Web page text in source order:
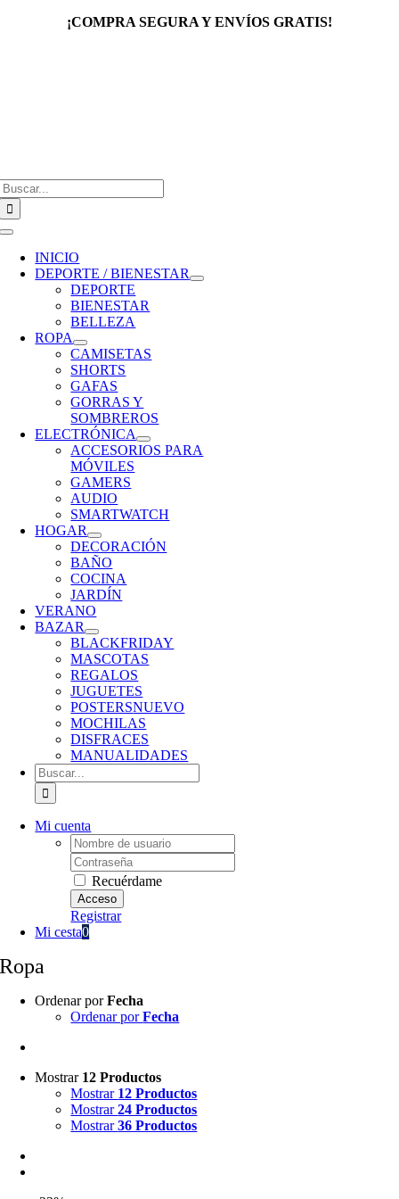
¡COMPRA SEGURA Y ENVÍOS GRATIS!
Toggle
Navigation
INICIO
DEPORTE / BIENESTAR
DEPORTE
BIENESTAR
BELLEZA
ROPA
CAMISETAS
SHORTS
GAFAS
GORRAS Y
SOMBREROS
ELECTRÓNICA
ACCESORIOS PARA
MÓVILES
GAMERS
AUDIO
SMARTWATCH
HOGAR
DECORACIÓN
BAÑO
COCINA
JARDÍN
VERANO
BAZAR
BLACKFRIDAY
MASCOTAS
REGALOS
JUGUETES
POSTERSNUEVO
MOCHILAS
DISFRACES
MANUALIDADES
Buscar:
Mi cuenta
Username:
Password:
Recuérdame
Registrar
Mi cesta0
Ropa
Ordenar porFecha
Ordenar porFecha
Mostrar 12 Productos
Mostrar 12 Productos
Mostrar24 Productos
Mostrar36 Productos